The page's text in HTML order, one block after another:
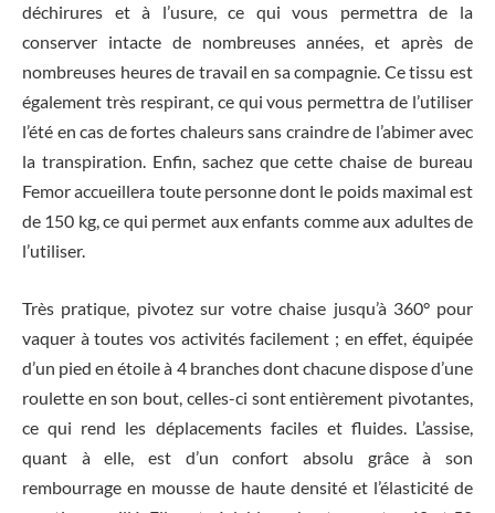
déchirures et à l’usure, ce qui vous permettra de la
conserver intacte de nombreuses années, et après de
nombreuses heures de travail en sa compagnie. Ce tissu est
également très respirant, ce qui vous permettra de l’utiliser
l’été en cas de fortes chaleurs sans craindre de l’abimer avec
la transpiration. Enfin, sachez que cette chaise de bureau
Femor accueillera toute personne dont le poids maximal est
de 150 kg, ce qui permet aux enfants comme aux adultes de
l’utiliser.
Très pratique, pivotez sur votre chaise jusqu’à 360° pour
vaquer à toutes vos activités facilement ; en effet, équipée
d’un pied en étoile à 4 branches dont chacune dispose d’une
roulette en son bout, celles-ci sont entièrement pivotantes,
ce qui rend les déplacements faciles et fluides. L’assise,
quant à elle, est d’un confort absolu grâce à son
rembourrage en mousse de haute densité et l’élasticité de